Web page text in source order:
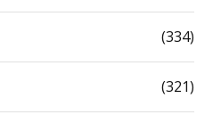
(334)
(321)